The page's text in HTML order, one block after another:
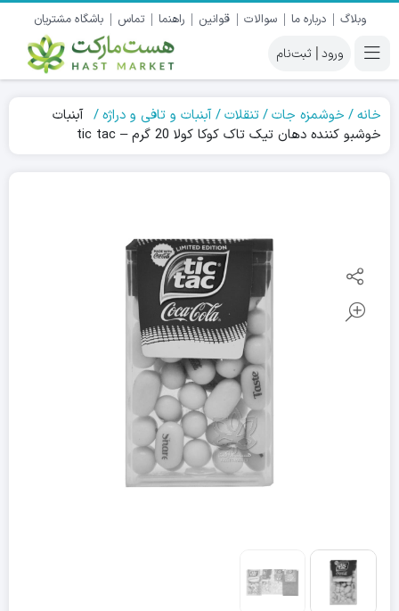
وبلاگ درباره ما سوالات قوانین راهنما تماس باشگاه مشتریان
|
خانه خوشمزه جات تنقلات آبنبات و تافی و دراژه
آبنبات
خوشبو کننده دهان تیک تاک کوکا کولا 20 گرم – tic tac